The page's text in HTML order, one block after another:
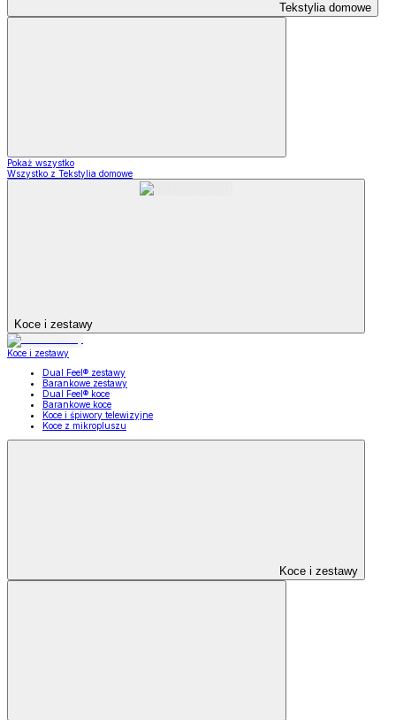
Tekstylia domowe
Pokaż wszystko
Wszystko z Tekstylia domowe
Koce i zestawy
Koce i zestawy
Dual Feel® zestawy
Barankowe zestawy
Dual Feel® koce
Barankowe koce
Koce i śpiwory telewizyjne
Koce z mikropluszu
Koce i zestawy